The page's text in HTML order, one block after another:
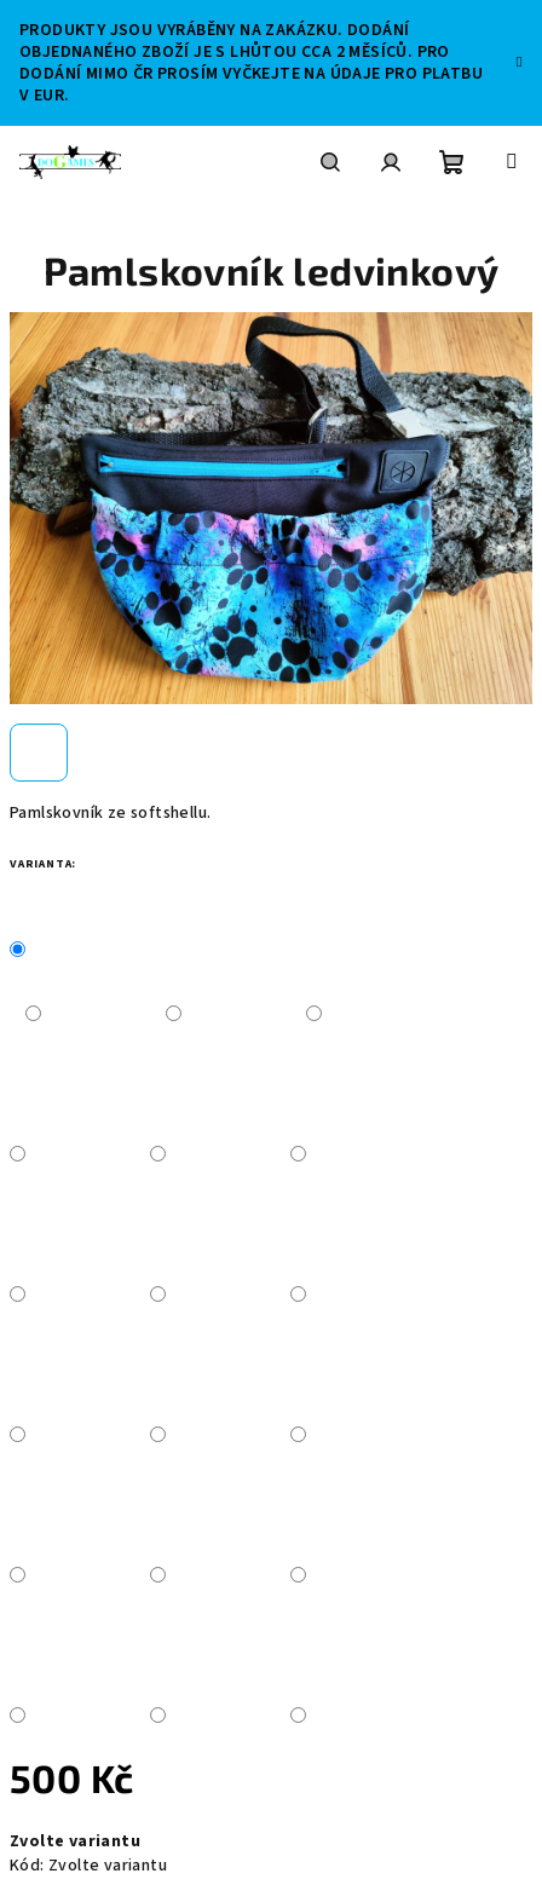
obsah
PRODUKTY JSOU VYRÁBĚNY NA ZAKÁZKU. DODÁNÍ
OBJEDNANÉHO ZBOŽÍ JE S LHŮTOU CCA 2 MĚSÍCŮ. PRO
DODÁNÍ MIMO ČR PROSÍM VYČKEJTE NA ÚDAJE PRO PLATBU
V EUR.
košík
Pamlskovník ze softshellu.
VARIANTA:
500 Kč
cena:
Zvolte variantu
Kód: Zvolte variantu
Pamlskovník ledvinkový